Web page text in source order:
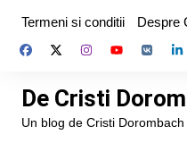
content
Termeni si conditii Despre
De Cristi
Un blog de Cristi Dorombach